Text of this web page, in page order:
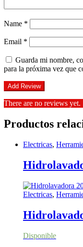
Name *
Email *
Guarda mi nombre,
para la próxima vez que
There are no reviews yet.
Productos
Electricas,
Electricas,
Disponible